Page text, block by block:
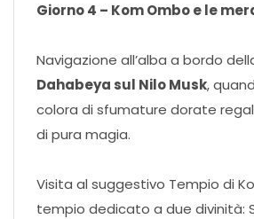
Giorno 4 – Kom Ombo e le
Navigazione all’alba a bordo
Dahabeya sul Nilo Musk,
colora di sfumature dorate
di pura magia.
Visita al suggestivo Tempio di
tempio dedicato a due divinità: